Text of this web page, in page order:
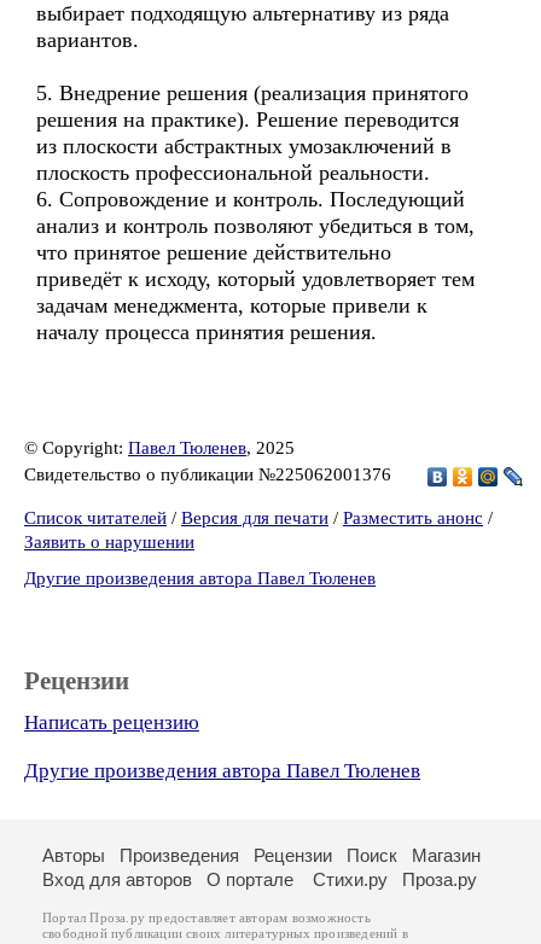
выбирает подходящую альтернативу из ряда
вариантов.
5. Внедрение решения (реализация принятого
решения на практике). Решение переводится
из плоскости абстрактных умозаключений в
плоскость профессиональной реальности.
6. Сопровождение и контроль. Последующий
анализ и контроль позволяют убедиться в том,
что принятое решение действительно
приведёт к исходу, который удовлетворяет тем
задачам менеджмента, которые привели к
началу процесса принятия решения.
© Copyright: Павел Тюленев, 2025
Свидетельство о публикации №225062001376
Список читателей / Версия для печати / Разместить анонс /
Заявить о нарушении
Другие произведения автора Павел Тюленев
Рецензии
Написать рецензию
Другие произведения автора Павел Тюленев
Авторы Произведения Рецензии Поиск
Магазин
Вход для авторов
О портале Стихи.ру Проза.ру
Портал Проза.ру предоставляет авторам возможность
свободной публикации своих литературных произведений в